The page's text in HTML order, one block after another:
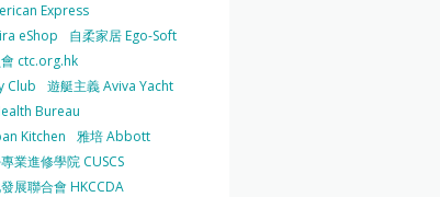
Express
eShop
自柔家居 Ego-Soft
ctc.org.hk
Club
遊艇主義 Aviva Yacht
Bureau
Kitchen
雅培 Abbott
業進修學院 CUSCS
展聯合會 HKCCDA